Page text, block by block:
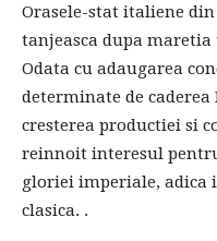
Orasele-stat italiene
tanjeasca dupa
Odata cu adaugarea
determinate de
cresterea productiei si
reinnoit interesul
gloriei imperiale, adica
clasica. .